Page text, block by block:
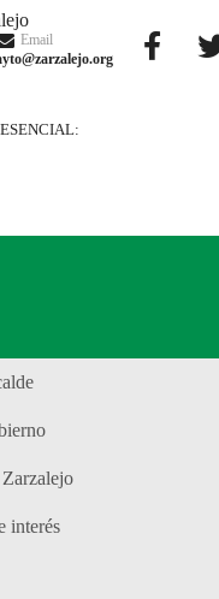
Email
interés